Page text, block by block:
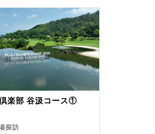
楽部 谷汲コース①
探訪